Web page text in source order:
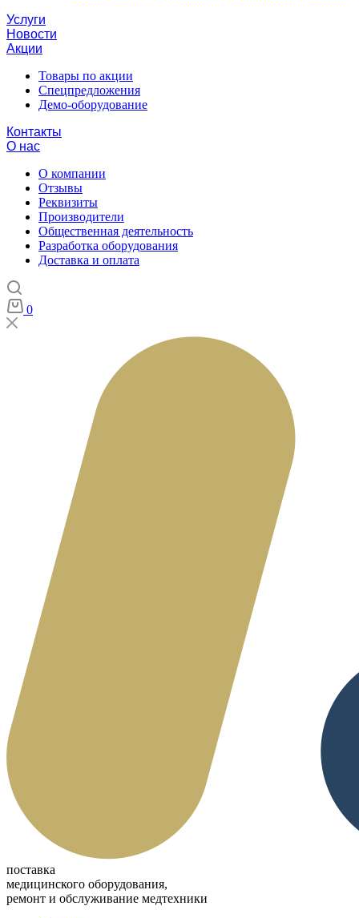
Услуги
Новости
Акции
Товары по акции
Спецпредложения
Демо-оборудование
Контакты
О нас
О компании
Отзывы
Реквизиты
Производители
Общественная деятельность
Разработка оборудования
Доставка и оплата
0
поставка
медицинского оборудования,
ремонт и обслуживание медтехники